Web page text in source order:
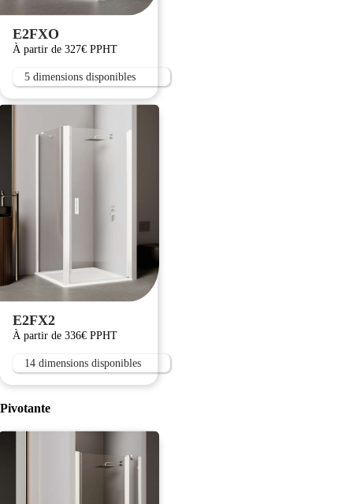
E2FXO
À partir de 327€ PPHT
5 dimensions disponibles
E2FX2
À partir de 336€ PPHT
14 dimensions disponibles
Pivotante